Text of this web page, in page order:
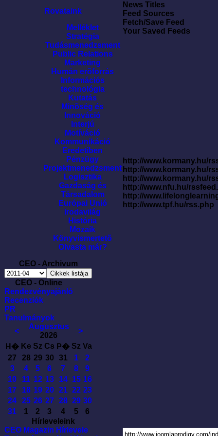
Rovataink
Melléklet
Stratégia
Tudásmenedzsment
Public Relations
Marketing
Humán erõforrás
Információs
technológia
Kutatás
Minõség és
Innováció
Interjú
Motíváció
Kommunikáció
Eredetiben
Pénzügy
Projektmenedzsment
Logisztika
Gazdaság és
Társadalom
Európai Unió
Irodavilág
História
Mozaik
Könyvismertetõ
Olvasta már?
CEO - Archivum
CEO - Online
Rendezvényajánló
Recenziók
PR
Tanulmányok
<
Augusztus
2026
>
H� Ke Sz Cs P� Sz Va
27
28 29 30 31 1
2
3
4 5 6 7 8
9
10
11 12 13 14 15 16
17
18 19 20 21 22 23
24
25 26 27 28 29 30
31
1 2 3 4 5
6
Hírleveleink
CEO Magazin Hírlevele
News Titles
Feed Sources
Fetch/Save Feed
Your Saved Feeds
http://www.kormany.hu/
http://www.kormany.hu/
http://www.kormany.hu/
http://www.nfu.hu/
http://
http://www.tpf.hu/rss.php